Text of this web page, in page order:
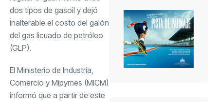
dos tipos de gasoil y dejó
inalterable el costo del galón
del gas licuado de petróleo
(GLP).
El Ministerio de Industria,
Comercio y Mipymes (MICM)
informó que a partir de este